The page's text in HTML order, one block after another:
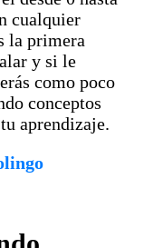
cualquier
la primera
y si le
como poco
conceptos
aprendizaje.